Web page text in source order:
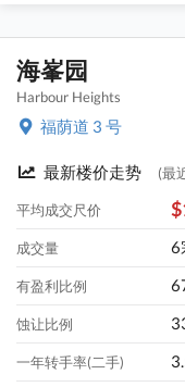
海峯园
Harbour Heights
福荫道 3 号
最新楼价走势 (最
平均成交尺价
成交量 6
有盈利比例
蚀让比例
一年转手率(二手)